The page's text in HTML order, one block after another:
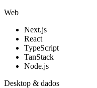
Web
Next.js
React
TypeScript
TanStack
Node.js
Desktop & dados